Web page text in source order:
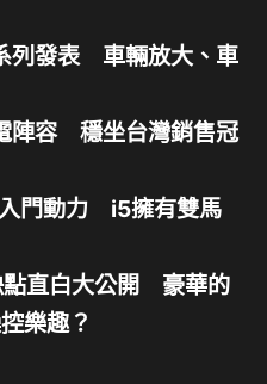
列發表 車輛放大、車
陣容 穩坐台灣銷售冠
門動力 i5擁有雙馬
直白大公開 豪華的
樂趣？